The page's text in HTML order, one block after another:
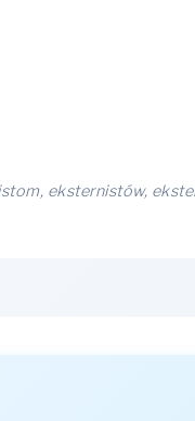
eksternistów,